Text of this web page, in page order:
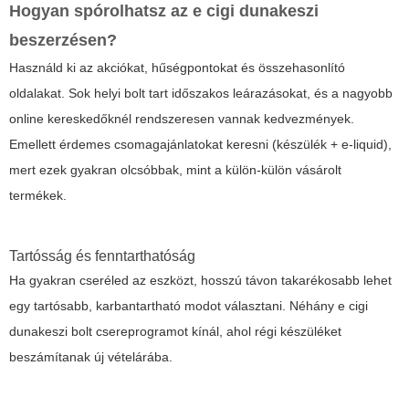
Hogyan spórolhatsz az e cigi dunakeszi
beszerzésen?
Használd ki az akciókat, hűségpontokat és összehasonlító
oldalakat. Sok helyi bolt tart időszakos leárazásokat, és a nagyobb
online kereskedőknél rendszeresen vannak kedvezmények.
Emellett érdemes csomagajánlatokat keresni (készülék + e-liquid),
mert ezek gyakran olcsóbbak, mint a külön-külön vásárolt
termékek.
Tartósság és fenntarthatóság
Ha gyakran cseréled az eszközt, hosszú távon takarékosabb lehet
egy tartósabb, karbantartható modot választani. Néhány e cigi
dunakeszi bolt csereprogramot kínál, ahol régi készüléket
beszámítanak új vételárába.